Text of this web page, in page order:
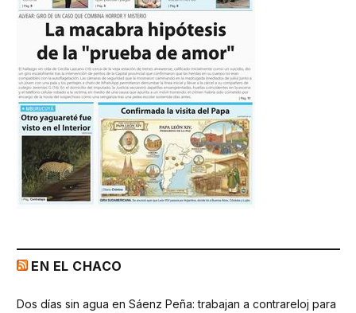
EN EL CHACO
Dos días sin agua en Sáenz Peña: trabajan a contrareloj para